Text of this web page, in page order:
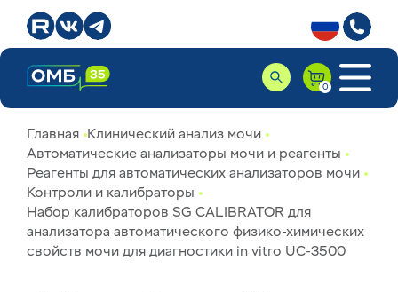
Главная Клинический анализ мочи
Автоматические анализаторы мочи и реагенты
Реагенты для автоматических анализаторов мочи
Контроли и калибраторы
Набор калибраторов SG CALIBRATOR для
анализатора автоматического физико-химических
свойств мочи для диагностики in vitro UC-3500